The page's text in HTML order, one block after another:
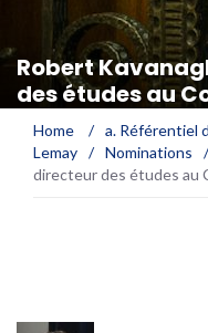
Robert
des études au
Home / a. Référentiel
Lemay / Nominations /
directeur des études au